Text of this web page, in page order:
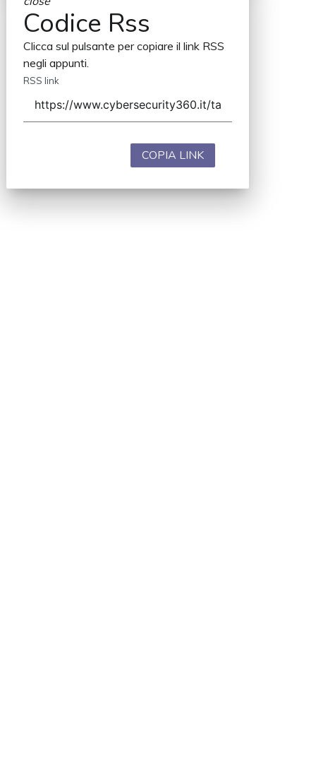
Codice Rss
Clicca sul pulsante per copiare il link RSS
negli appunti.
RSS link
COPIA LINK